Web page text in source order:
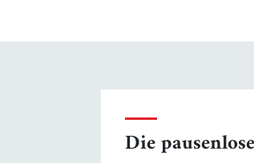
Die